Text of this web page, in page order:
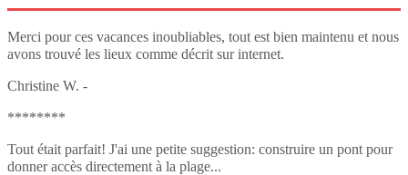
Merci pour ces vacances inoubliables, tout est bien maintenu et nous
avons trouvé les lieux comme décrit sur internet.
Christine W. -
********
Tout était parfait! J'ai une petite suggestion: construire un pont pour
donner accès directement à la plage...